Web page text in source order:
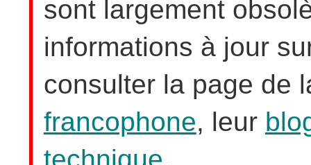
sont largement
informations à jour
consulter la page de
francophone, leur